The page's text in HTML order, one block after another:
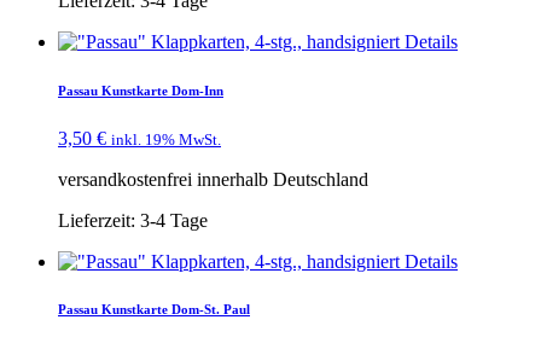
Details
Passau Kunstkarte Dom-Inn
3,50 € inkl. 19% MwSt.
versandkostenfrei innerhalb Deutschland
Lieferzeit: 3-4 Tage
Details
Passau Kunstkarte Dom-St. Paul